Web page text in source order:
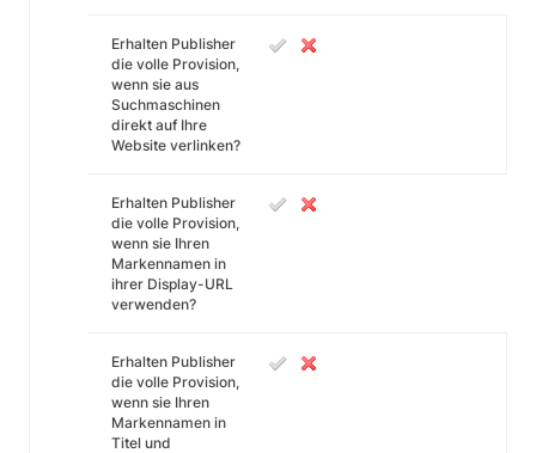
Erhalten Publisher
die volle Provision,
wenn sie aus
Suchmaschinen
direkt auf Ihre
Website verlinken?
Erhalten Publisher
die volle Provision,
wenn sie Ihren
Markennamen in
ihrer Display-URL
verwenden?
Erhalten Publisher
die volle Provision,
wenn sie Ihren
Markennamen in
Titel und